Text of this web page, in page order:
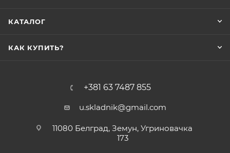
КАТАЛОГ
КАК КУПИТЬ?
+381 63 7487 855
u.skladnik@gmail.com
11080 Белград, Земун, Угриновачка
173